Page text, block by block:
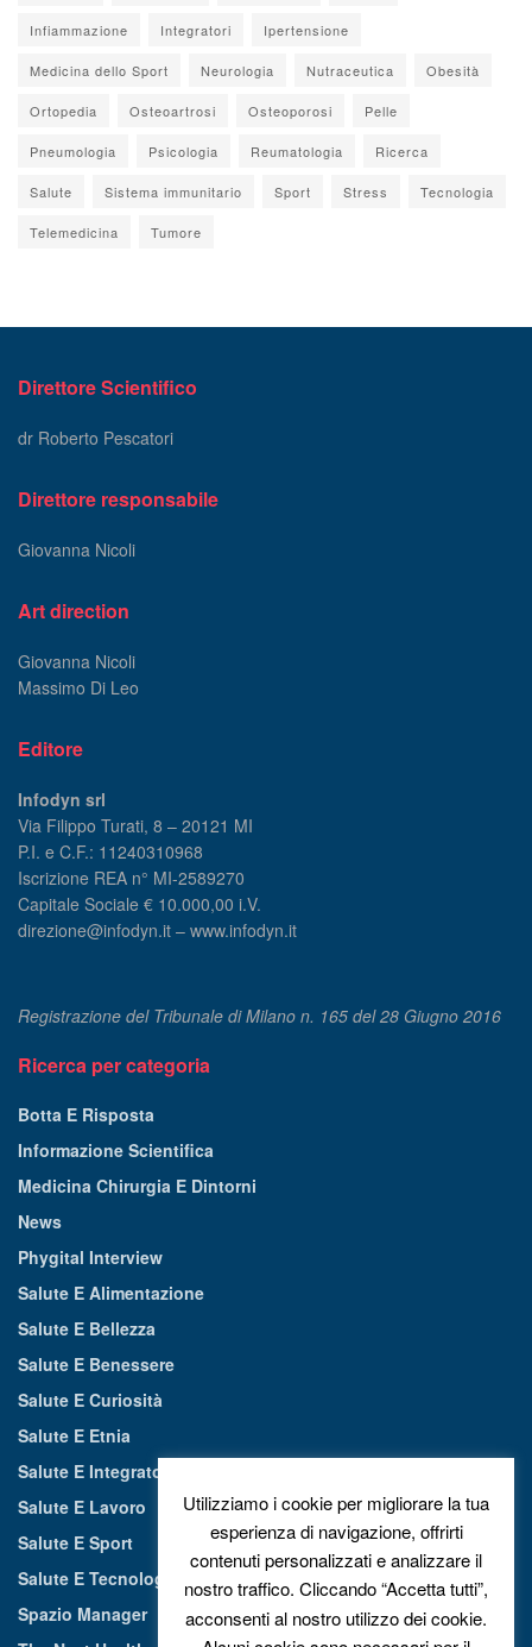
Infiammazione Integratori Ipertensione
Medicina dello Sport Neurologia Nutraceutica Obesità
Ortopedia Osteoartrosi Osteoporosi Pelle
Pneumologia Psicologia Reumatologia Ricerca
Salute Sistema immunitario Sport Stress Tecnologia
Telemedicina Tumore
Direttore Scientifico
dr Roberto Pescatori
Direttore responsabile
Giovanna Nicoli
Art direction
Giovanna Nicoli
Massimo Di Leo
Editore
Infodyn srl
Via Filippo Turati, 8 – 20121 MI
P.I. e C.F.: 11240310968
Iscrizione REA n° MI-2589270
Capitale Sociale € 10.000,00 i.V.
direzione@infodyn.it – www.infodyn.it
Registrazione del Tribunale di Milano n. 165 del 28 Giugno 2016
Ricerca per categoria
Botta E Risposta
Informazione Scientifica
Medicina Chirurgia E Dintorni
News
Phygital Interview
Salute E Alimentazione
Salute E Bellezza
Salute E Benessere
Salute E Curiosità
Salute E Etnia
Salute E Integratori Alimentari
Salute E Lavoro
Salute E Sport
Salute E Tecnologia
Spazio Manager
Utilizziamo i cookie per migliorare la tua
esperienza di navigazione, offrirti
contenuti personalizzati e analizzare il
nostro traffico. Cliccando “Accetta tutti”,
acconsenti al nostro utilizzo dei cookie.